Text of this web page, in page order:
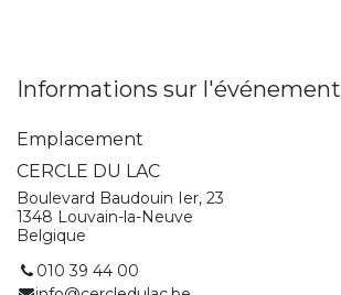
Informations sur l'événement
Emplacement
CERCLE DU LAC
Boulevard Baudouin Ier, 23
1348 Louvain-la-Neuve
Belgique
010 39 44 00